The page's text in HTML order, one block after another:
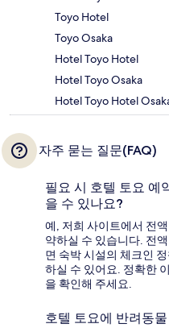
Toyo Hotel
Toyo Osaka
Hotel Toyo Hotel
Hotel Toyo Osaka
Hotel Toyo Hotel
자주 묻는 질문(FAQ)
필요 시 호텔 토요 예
을 수 있나요?
예, 저희 사이트에서 전
약하실 수 있습니다. 전
면 숙박 시설의 체크인
하실 수 있어요. 정확한
을 확인해 주세요.
호텔 토요에 반려동